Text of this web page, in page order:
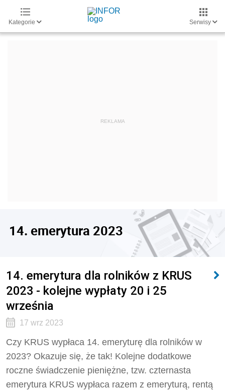
Kategorie Serwisy
14. emerytura 2023
14. emerytura dla rolników z KRUS
2023 - kolejne wypłaty 20 i 25
września
17 wrz 2023
Czy KRUS wypłaca 14. emeryturę dla rolników w
2023? Okazuje się, że tak! Kolejne dodatkowe
roczne świadczenie pieniężne, tzw. czternasta
emerytura KRUS wypłaca razem z emeryturą, rentą